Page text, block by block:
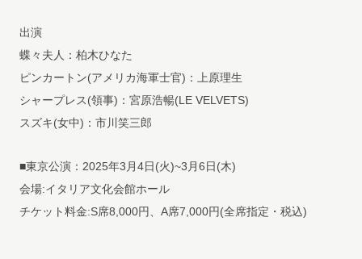
出演
蝶々夫人：柏木ひなた
ピンカートン(アメリカ海軍士官)：上原理生
シャープレス(領事)：宮原浩暢(LE VELVETS)
スズキ(女中)：市川笑三郎
■東京公演：2025年3月4日(火)~3月6日(木)
会場:イタリア文化会館ホール
チケット料金:S席8,000円、A席7,000円(全席指定・税込)